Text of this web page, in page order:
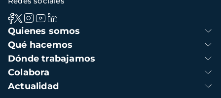
Navegación
principal
Quienes somos
Qué hacemos
Dónde trabajamos
Colabora
Actualidad